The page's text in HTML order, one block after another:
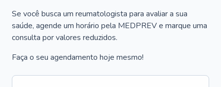
Se você busca um reumatologista para avaliar a sua
saúde, agende um horário pela MEDPREV e marque uma
consulta por valores reduzidos.
Faça o seu agendamento hoje mesmo!